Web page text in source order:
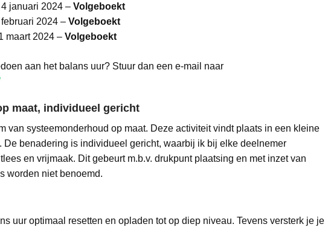
januari 2024 – Volgeboekt
2024 – Volgeboekt
maart 2024 – Volgeboekt
aan het balans uur? Stuur dan een e-mail naar
maat, individueel gericht
van systeemonderhoud op maat. Deze activiteit vindt plaats in een kleine
De benadering is individueel gericht, waarbij ik bij elke deelnemer
en vrijmaak. Dit gebeurt m.b.v. drukpunt plaatsing en met inzet van
worden niet benoemd.
uur optimaal resetten en opladen tot op diep niveau. Tevens versterk je je